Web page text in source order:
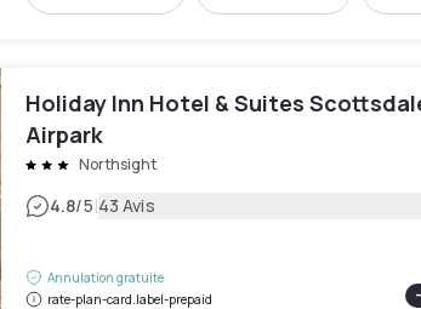
Holiday Inn Hotel & Suites
Airpark
Northsight
4.8/5|43 Avis
Annulation gratuite
rate-plan-card.label-prepaid
-